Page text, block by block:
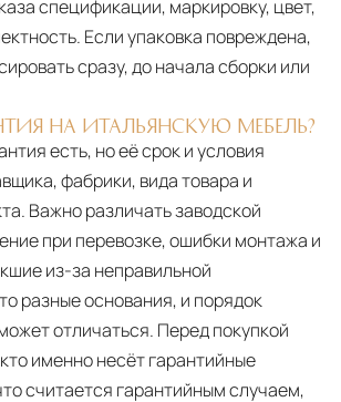
спецификации, маркировку, цвет,
Если упаковка повреждена,
сразу, до начала сборки или
НА ИТАЛЬЯНСКУЮ МЕБЕЛЬ?
есть, но её срок и условия
фабрики, вида товара и
Важно различать заводской
при перевозке, ошибки монтажа и
из-за неправильной
разные основания, и порядок
отличаться. Перед покупкой
именно несёт гарантийные
считается гарантийным случаем,